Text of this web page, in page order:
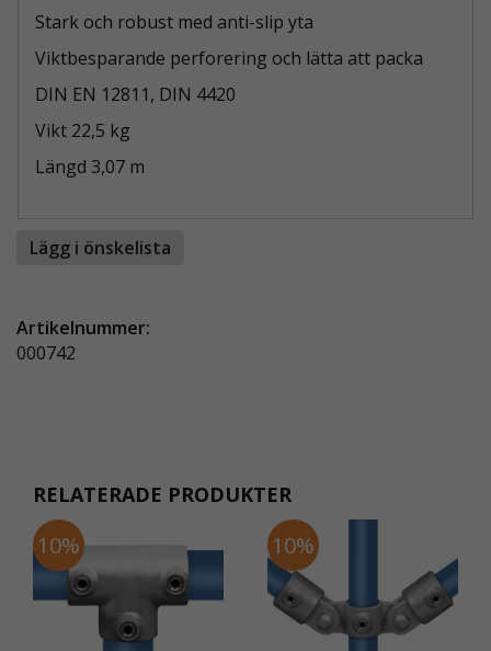
Stark och robust med anti-slip yta
Viktbesparande perforering och lätta att packa
DIN EN 12811, DIN 4420
Vikt 22,5 kg
Längd 3,07 m
Lägg i önskelista
Artikelnummer:
000742
RELATERADE PRODUKTER
10% 10%